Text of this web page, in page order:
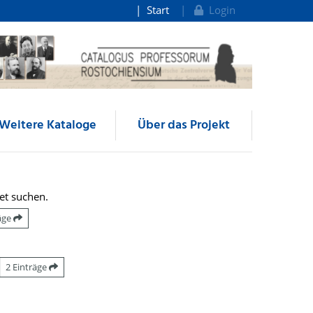
Start Login
Kataloge Über das Projekt
suchen.
2 Einträge